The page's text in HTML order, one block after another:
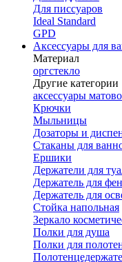
Для писсуаров
Ideal Standard
GPD
Аксессуары для
Материал
оргстекло
Другие категории
аксессуары
Крючки
Мыльницы
Дозаторы и
Стаканы для
Ершики
Держатели для
Держатель для
Держатель для
Стойка напольная
Зеркало
Полки для душа
Полки для